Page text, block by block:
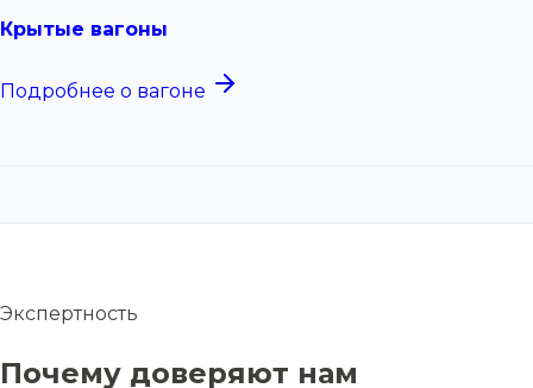
Крытые вагоны
Подробнее о вагоне
Экспертность
Почему доверяют нам